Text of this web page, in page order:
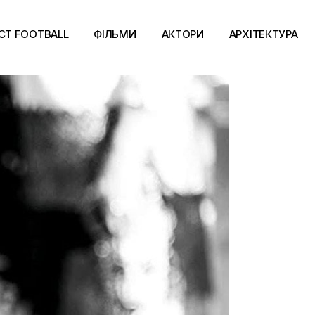
FOOTBALL ФІЛЬМИ АКТОРИ АРХІТЕКТУРА